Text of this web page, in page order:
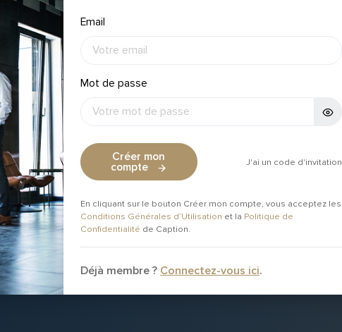
Email
Mot de passe
Créer mon
compte J'ai un code d'invitation
En cliquant sur le bouton Créer mon compte, vous acceptez les
Conditions Générales d’Utilisation et la Politique de
Confidentialité de Caption.
Déjà membre ? Connectez-vous ici.